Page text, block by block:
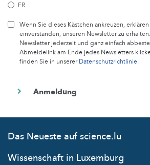
FR
Wenn Sie dieses Kästchen ankreuzen,
einverstanden, unseren Newsletter zu
Newsletter jederzeit und ganz einfach
Abmeldelink am Ende jedes Newsletters
finden Sie in unsererDatenschutzrichtlinie.
Das Neueste auf science.lu
Wissenschaft in Luxemburg